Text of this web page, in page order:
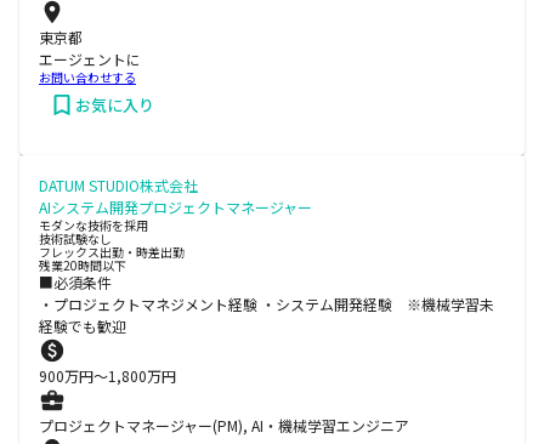
東京都
エージェントに
お問い合わせする
お気に入り
DATUM STUDIO株式会社
AIシステム開発プロジェクトマネージャー
モダンな技術を採用
技術試験なし
フレックス出勤・時差出勤
残業20時間以下
■必須条件
・プロジェクトマネジメント経験 ・システム開発経験 ※機械学習未
経験でも歓迎
900万円〜1,800万円
プロジェクトマネージャー(PM), AI・機械学習エンジニア